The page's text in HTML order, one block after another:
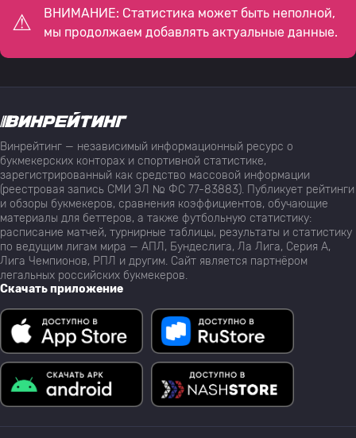
ВНИМАНИЕ: Статистика может быть неполной,
мы продолжаем добавлять актуальные данные.
Винрейтинг — независимый информационный ресурс о
букмекерских конторах и спортивной статистике,
зарегистрированный как средство массовой информации
(реестровая запись СМИ ЭЛ № ФС 77-83883). Публикует рейтинги
и обзоры букмекеров, сравнения коэффициентов, обучающие
материалы для беттеров, а также футбольную статистику:
расписание матчей, турнирные таблицы, результаты и статистику
по ведущим лигам мира — АПЛ, Бундеслига, Ла Лига, Серия А,
Лига Чемпионов, РПЛ и другим. Сайт является партнёром
легальных российских букмекеров.
Скачать приложение